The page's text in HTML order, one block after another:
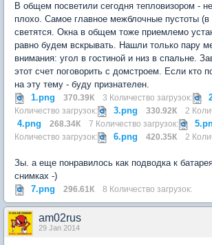
В общем посветили сегодня тепловизором -
плохо. Самое главное межблочные пустоты (в
светятся. Окна в общем тоже приемлемо
равно будем вскрывать. Нашли только пару
внимания: угол в гостиной и низ в спальне.
этот счет поговорить с домстроем. Если кто
на эту тему - буду признателен.
1.png
370.39К 3 Количество загрузок:
Количество загрузок:
3.png 330.92К 2
4.png 268.34К 7 Количество загрузок:
Количество загрузок:
6.png 420.35К 2
Зы. а еще понравилось как подводка к
снимках -)
7.png
296.61К 8 Количество загрузок:
am02rus
29 Jan 2014